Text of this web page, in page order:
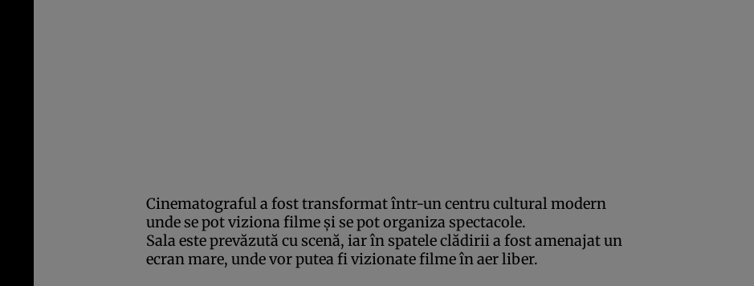
Cinematograful a fost transformat într-un centru cultural modern
unde se pot viziona filme şi se pot organiza spectacole.
Sala este prevăzută cu scenă, iar în spatele clădirii a fost amenajat un
ecran mare, unde vor putea fi vizionate filme în aer liber.